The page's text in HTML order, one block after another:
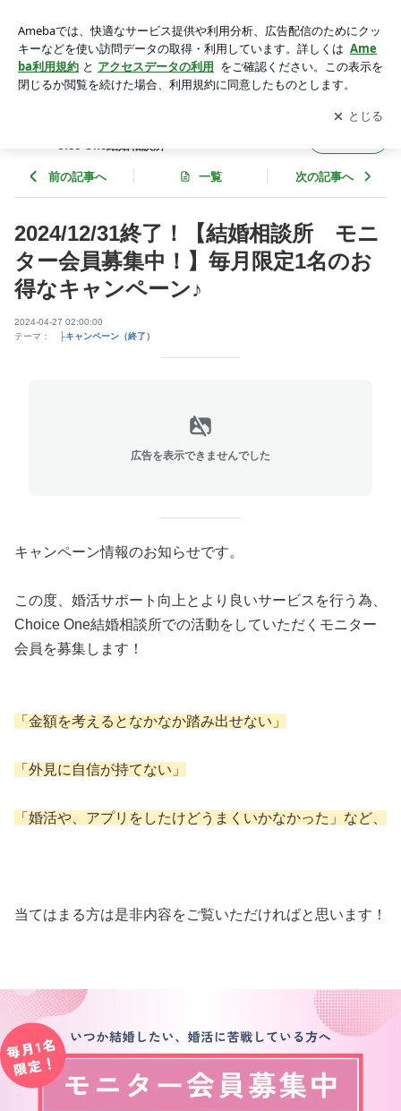
限定1名のお得なキャンペーン♪ | 30代・40代女性の婚活を成
功に導く秘訣｜Choice One結婚相談所
アプリをダウンロードして ブログの更新通知
を受け取りまし
ょう。
開く
oice One結婚相談所
前の記事へ 一覧 次の記事へ
2024/12/31終了！【結婚相談所 モニ
ター会員募集中！】毎月限定1名のお
得なキャンペーン♪
2024-04-27 02:00:00
テーマ：
├キャンペーン（終了）
広告を表示できませんでした
キャンペーン情報のお知らせです。
この度、婚活サポート向上とより良いサービスを行う為、
Choice One結婚相談所での活動をしていただくモニター
会員を募集します！
「金額を考えるとなかなか踏み出せない」
「外見に自信が持てない」
「婚活や、アプリをしたけどうまくいかなかった」など、
当てはまる方は是非内容をご覧いただければと思います！